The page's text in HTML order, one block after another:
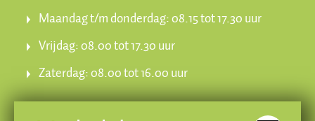
Maandag t/m donderdag: 08.15 tot 17.30 uur
Vrijdag: 08.00 tot 17.30 uur
Zaterdag: 08.00 tot 16.00 uur